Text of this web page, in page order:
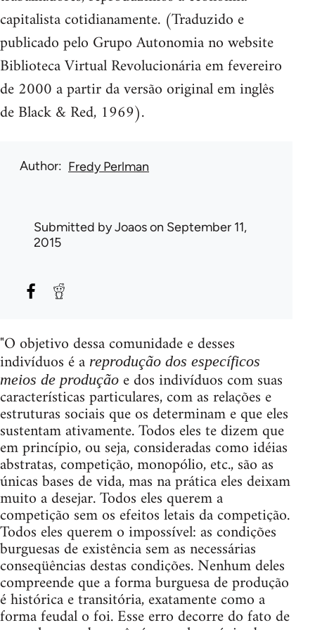
capitalista cotidianamente. (Traduzido e
publicado pelo Grupo Autonomia no website
Biblioteca Virtual Revolucionária em fevereiro
de 2000 a partir da versão original em inglês
de Black & Red, 1969).
Author Fredy Perlman
Submitted byJoaoson September 11,
2015
"O objetivo dessa comunidade e desses
indivíduos é a reprodução dos específicos
meios de produção e dos indivíduos com suas
características particulares, com as relações e
estruturas sociais que os determinam e que eles
sustentam ativamente. Todos eles te dizem que
em princípio, ou seja, consideradas como idéias
abstratas, competição, monopólio, etc., são as
únicas bases de vida, mas na prática eles deixam
muito a desejar. Todos eles querem a
competição sem os efeitos letais da competição.
Todos eles querem o impossível: as condições
burguesas de existência sem as necessárias
conseqüências destas condições. Nenhum deles
compreende que a forma burguesa de produção
é histórica e transitória, exatamente como a
forma feudal o foi. Esse erro decorre do fato de